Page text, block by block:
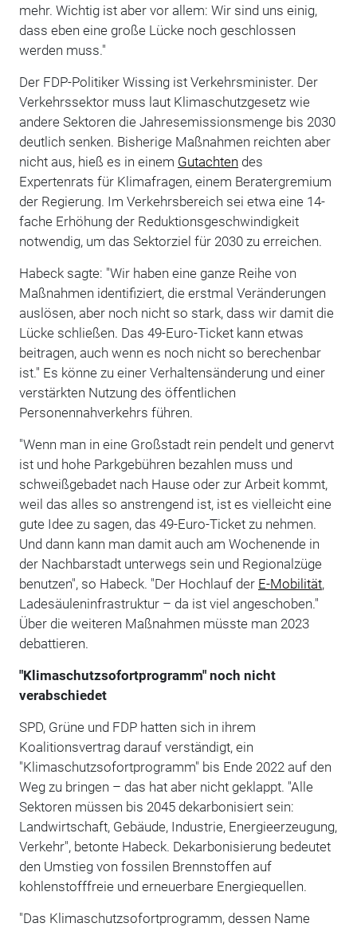
mehr. Wichtig ist aber vor allem: Wir sind uns einig,
dass eben eine große Lücke noch geschlossen
werden muss."
Der FDP-Politiker Wissing ist Verkehrsminister. Der
Verkehrssektor muss laut Klimaschutzgesetz wie
andere Sektoren die Jahresemissionsmenge bis 2030
deutlich senken. Bisherige Maßnahmen reichten aber
nicht aus, hieß es in einem Gutachten des
Expertenrats für Klimafragen, einem Beratergremium
der Regierung. Im Verkehrsbereich sei etwa eine 14-
fache Erhöhung der Reduktionsgeschwindigkeit
notwendig, um das Sektorziel für 2030 zu erreichen.
Habeck sagte: "Wir haben eine ganze Reihe von
Maßnahmen identifiziert, die erstmal Veränderungen
auslösen, aber noch nicht so stark, dass wir damit die
Lücke schließen. Das 49-Euro-Ticket kann etwas
beitragen, auch wenn es noch nicht so berechenbar
ist." Es könne zu einer Verhaltensänderung und einer
verstärkten Nutzung des öffentlichen
Personennahverkehrs führen.
"Wenn man in eine Großstadt rein pendelt und genervt
ist und hohe Parkgebühren bezahlen muss und
schweißgebadet nach Hause oder zur Arbeit kommt,
weil das alles so anstrengend ist, ist es vielleicht eine
gute Idee zu sagen, das 49-Euro-Ticket zu nehmen.
Und dann kann man damit auch am Wochenende in
der Nachbarstadt unterwegs sein und Regionalzüge
benutzen", so Habeck. "Der Hochlauf der E-Mobilität,
Ladesäuleninfrastruktur – da ist viel angeschoben."
Über die weiteren Maßnahmen müsste man 2023
debattieren.
"Klimaschutzsofortprogramm" noch nicht
verabschiedet
SPD, Grüne und FDP hatten sich in ihrem
Koalitionsvertrag darauf verständigt, ein
"Klimaschutzsofortprogramm" bis Ende 2022 auf den
Weg zu bringen – das hat aber nicht geklappt. "Alle
Sektoren müssen bis 2045 dekarbonisiert sein:
Landwirtschaft, Gebäude, Industrie, Energieerzeugung,
Verkehr", betonte Habeck. Dekarbonisierung bedeutet
den Umstieg von fossilen Brennstoffen auf
kohlenstofffreie und erneuerbare Energiequellen.
"Das Klimaschutzsofortprogramm, dessen Name